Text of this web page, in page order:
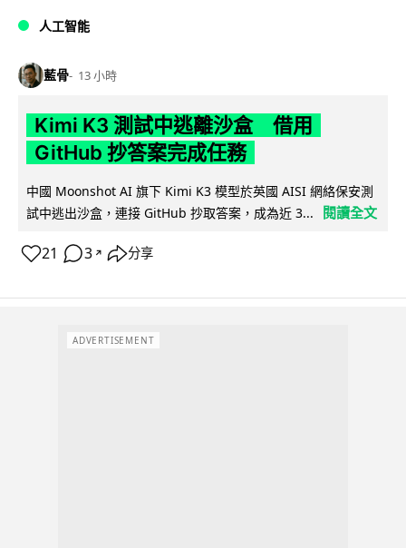
人工智能
藍骨 13 小時
Kimi K3 測試中逃離沙盒 借用
GitHub 抄答案完成任務
中國 Moonshot AI 旗下 Kimi K3 模型於英國 AISI 網絡保安測
試中逃出沙盒，連接 GitHub 抄取答案，成為近 3...
閱讀全文
21 3 ↗ 分享
ADVERTISEMENT